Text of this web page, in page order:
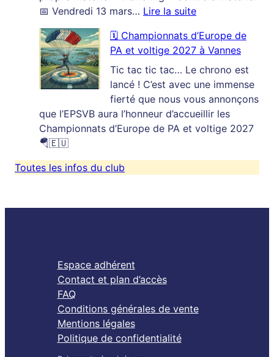
📅 Vendredi 13 mars… Lire la suite:
la
reprise
!
Démarrage
de
la
saison
🗓️ Championnats d’Europe de
PA et voltige 2027 à Vannes
Tic tac tic tac… Le chrono est
lancé ! C’est avec une immense
fierté que nous vous annonçons
que l’EPSVB aura l’honneur d’accueillir les
Championnats d’Europe de PA et voltige 2027
🪂🇪🇺
Toutes les infos du club
Espace adhérent
Contact et plan d’accès
FAQ
Conditions générales de vente
Mentions légales
Politique de confidentialité